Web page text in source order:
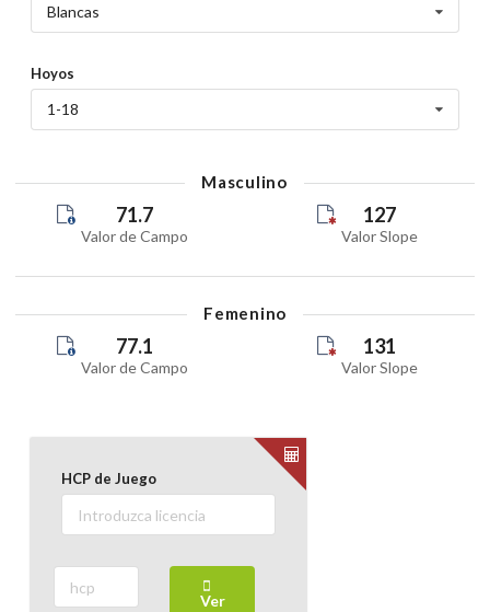
Blancas
Hoyos
1-18
Masculino
71.7
Valor de Campo
127
Valor Slope
Femenino
77.1
Valor de Campo
131
Valor Slope
HCP de Juego
Ver